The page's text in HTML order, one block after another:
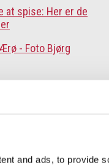
and ads, to provide
at spise: Her er de
du nyde lækker
i